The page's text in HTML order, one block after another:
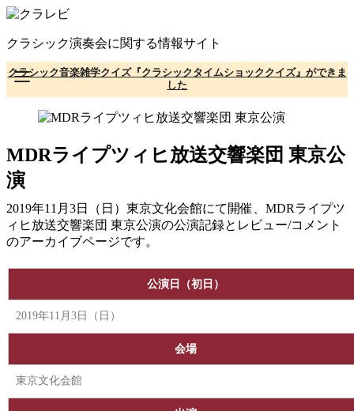
コ
テ
ン
ツ
へ
クラシック演奏会に関する情報サイト
クラシック音楽雑学クイズ『クラシックタイムショッククイズ』ができま
した
MDRライプツィヒ放送交響楽団 東京公
演
2019年11月3日（日）東京文化会館にて開催、MDRライプツ
ィヒ放送交響楽団 東京公演の公演記録とレビュー/コメント
のアーカイブページです。
公演日（初日）
2019年11月3日（日）
会場
東京文化会館